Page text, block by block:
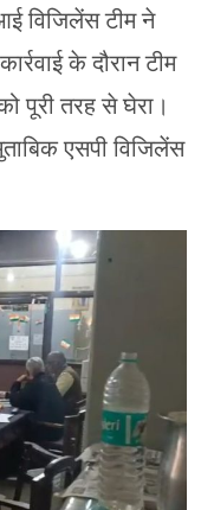
विजिलेंस टीम ने
के दौरान टीम
पूरी तरह से घेरा।
एसपी विजिलेंस